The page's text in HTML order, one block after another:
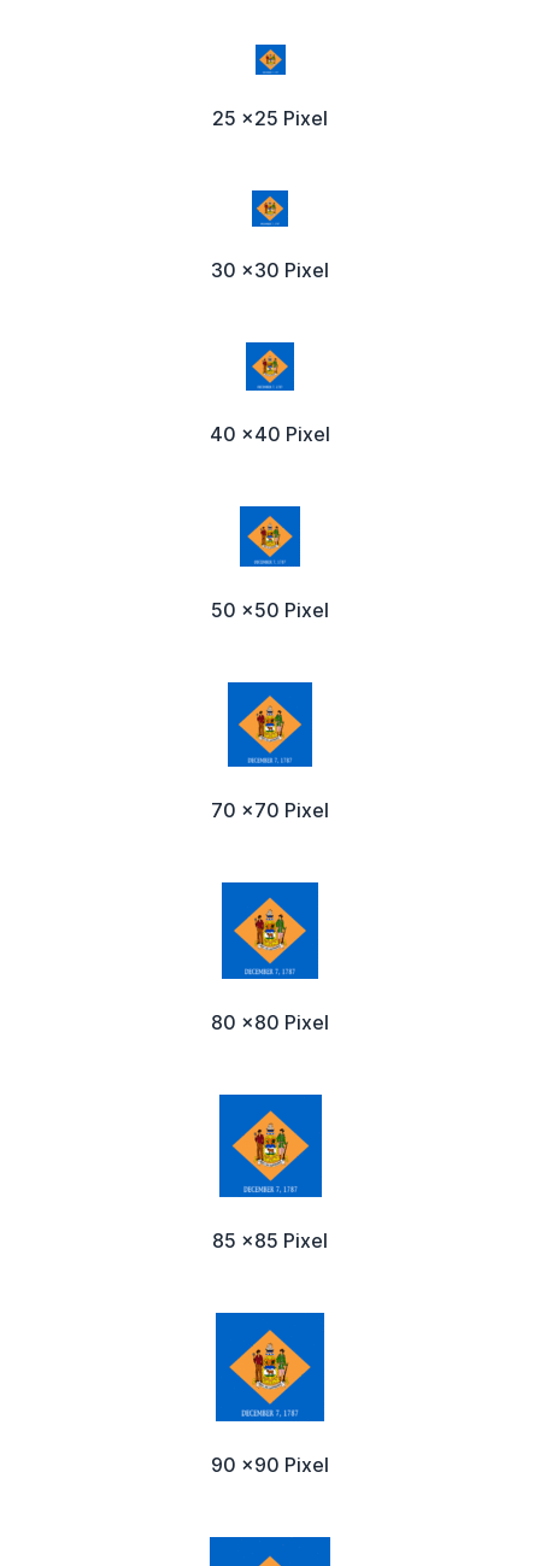
25 x25 Pixel
30 x30 Pixel
40 x40 Pixel
50 x50 Pixel
70 x70 Pixel
80 x80 Pixel
85 x85 Pixel
90 x90 Pixel